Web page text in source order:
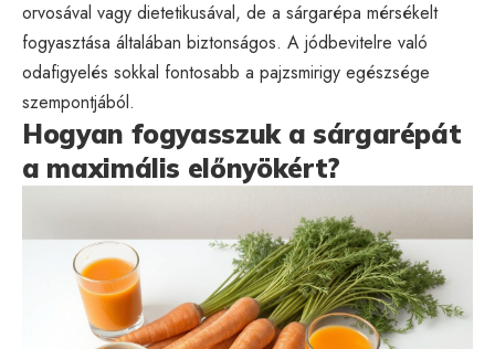
orvosával vagy dietetikusával, de a sárgarépa mérsékelt
fogyasztása általában biztonságos. A jódbevitelre való
odafigyelés sokkal fontosabb a pajzsmirigy egészsége
szempontjából.
Hogyan fogyasszuk a sárgarépát
a maximális előnyökért?